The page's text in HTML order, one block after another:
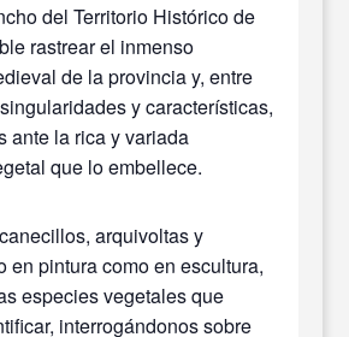
del Territorio Histórico de
rastrear el inmenso
de la provincia y, entre
y características,
ante la rica y variada
que lo embellece.
arquivoltas y
en pintura como en escultura,
especies vegetales que
interrogándonos sobre